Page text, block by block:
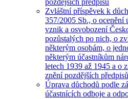
pozdějších předpisů
Zvláštní příspěvek k
357/2005 Sb., o ocenění
vznik a osvobození
pozůstalých po nich, o
některým osobám, o
některým účastníkům
letech 1939 až 1945 a o
znění pozdějších předpisů
Úprava důchodů podle
účastnících odboje a